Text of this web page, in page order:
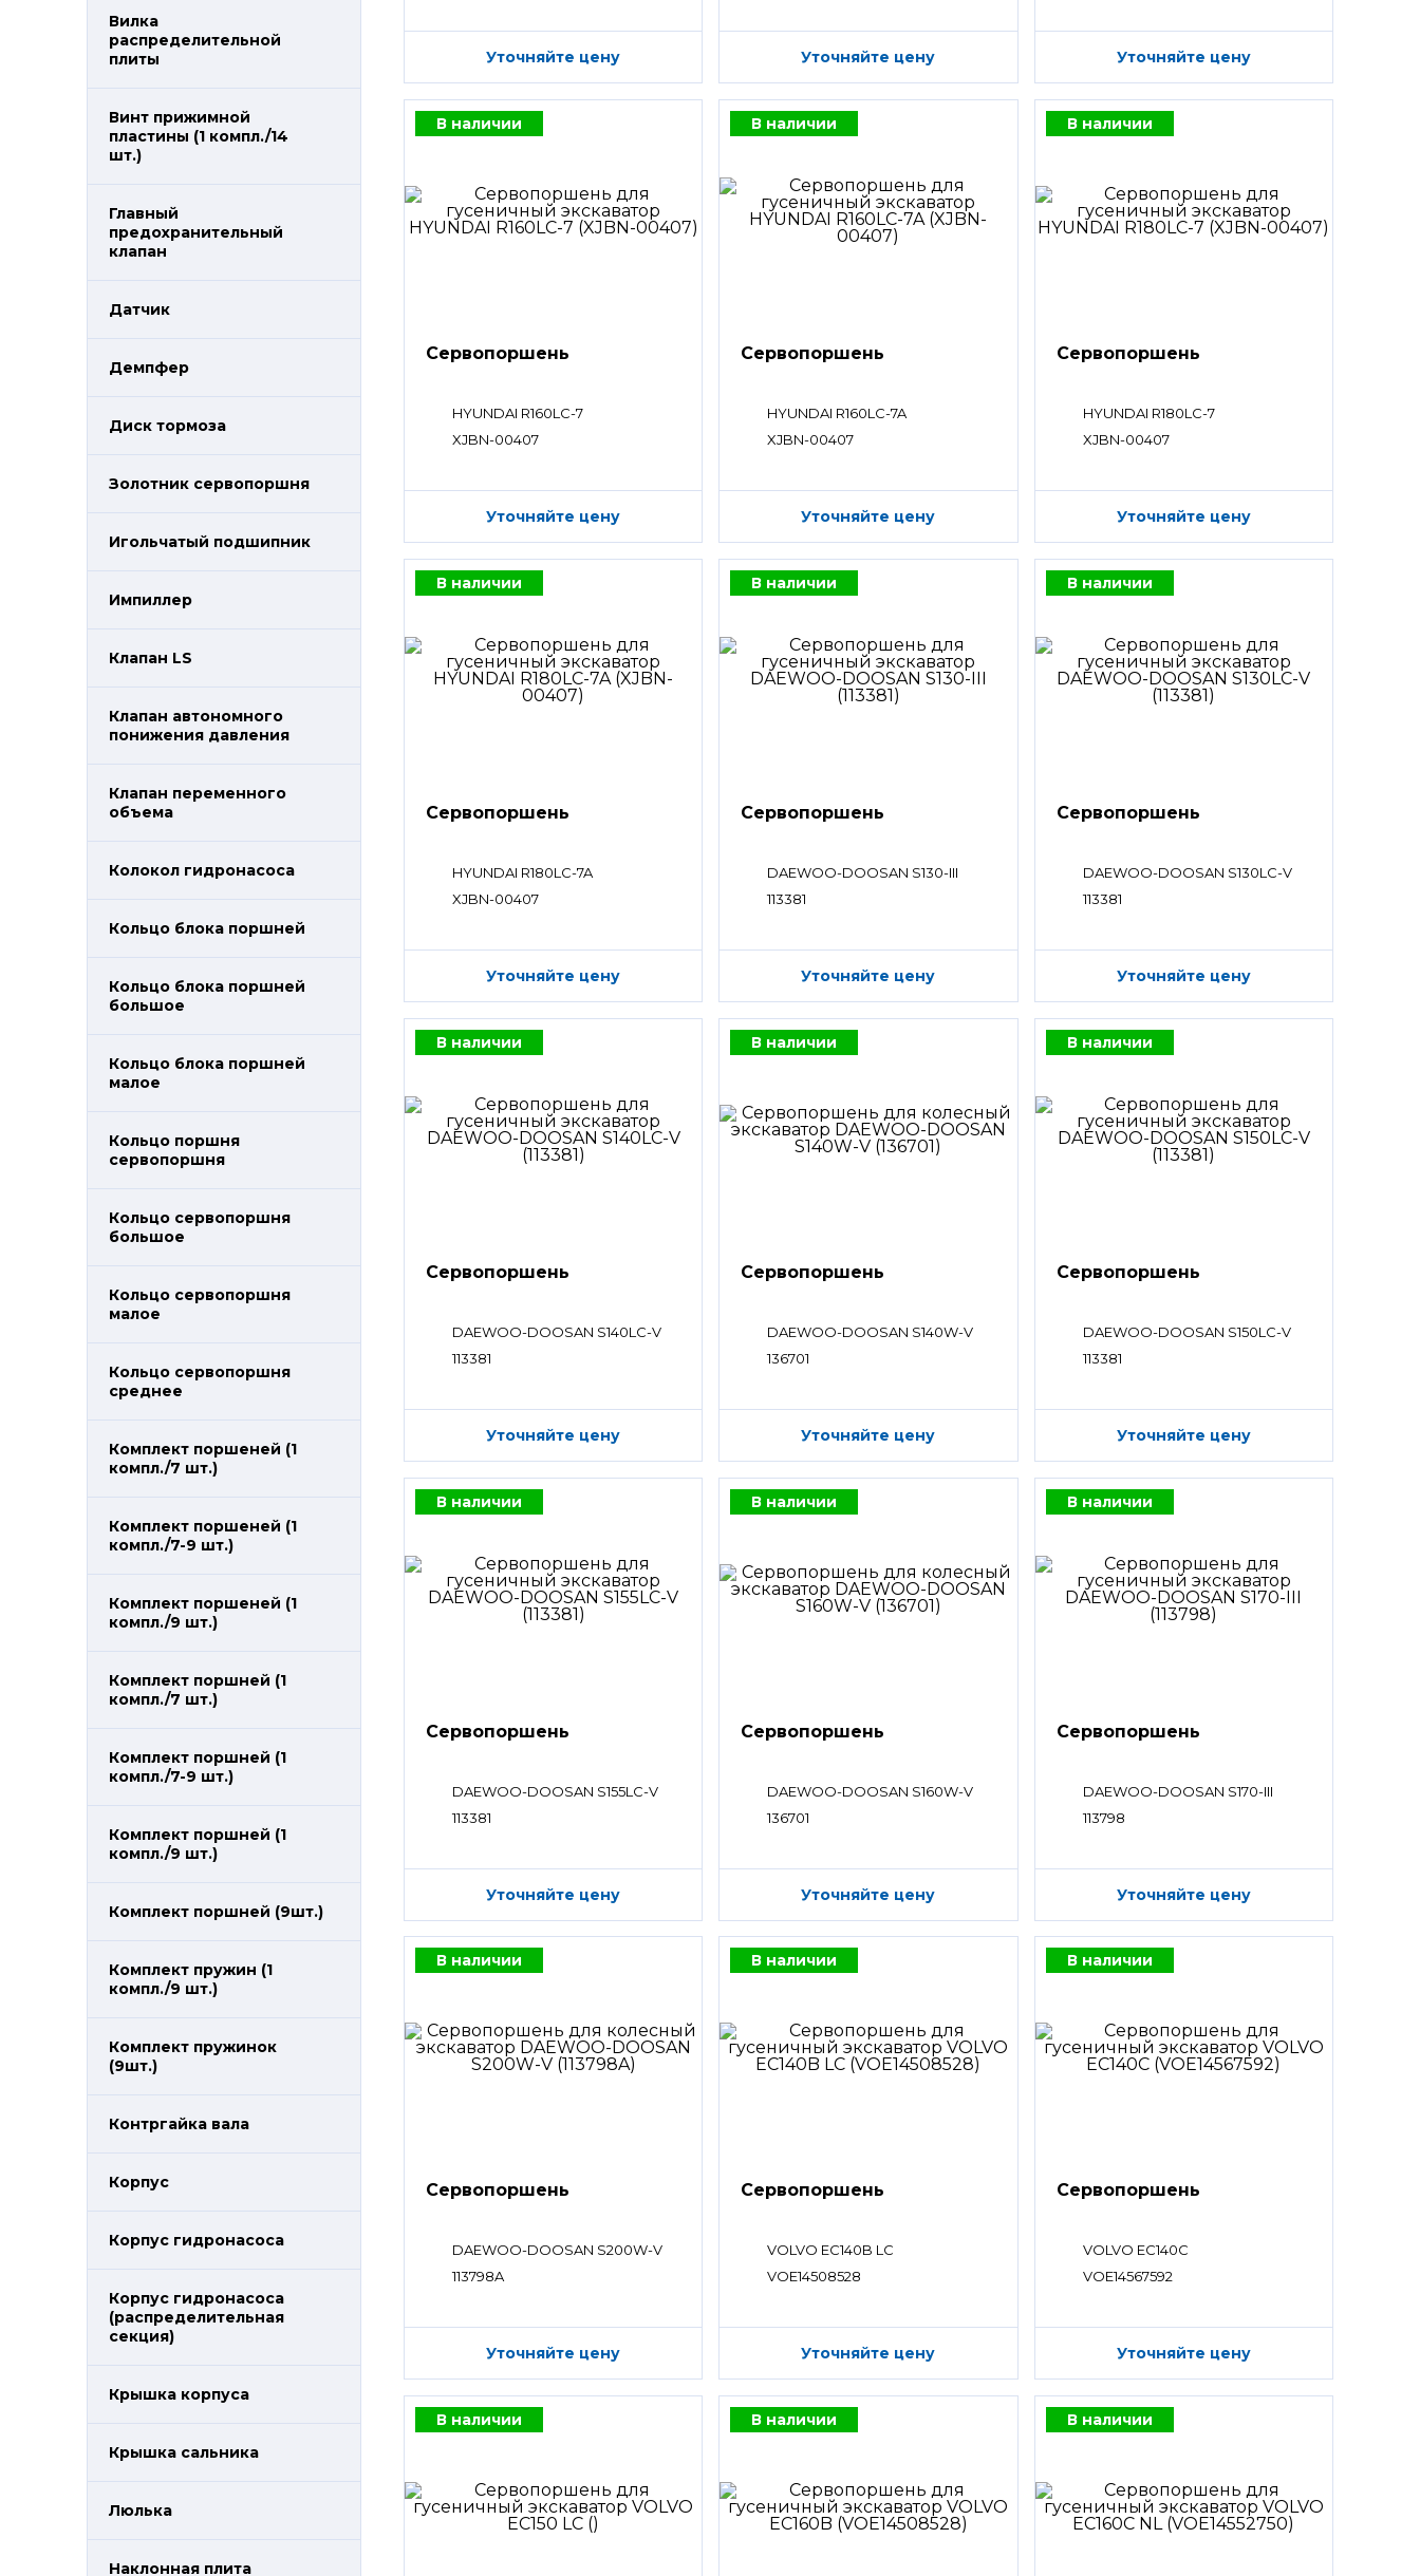
Вилка
распределительной
плиты
Винт прижимной
пластины (1 компл./14
шт.)
Главный
предохранительный
клапан
Датчик
Демпфер
Диск тормоза
Золотник сервопоршня
Игольчатый подшипник
Импиллер
Клапан LS
Клапан автономного
понижения давления
Клапан переменного
объема
Колокол гидронасоса
Кольцо блока поршней
Кольцо блока поршней
большое
Кольцо блока поршней
малое
Кольцо поршня
сервопоршня
Кольцо сервопоршня
большое
Кольцо сервопоршня
малое
Кольцо сервопоршня
среднее
Комплект поршеней (1
компл./7 шт.)
Комплект поршеней (1
компл./7-9 шт.)
Комплект поршеней (1
компл./9 шт.)
Комплект поршней (1
компл./7 шт.)
Комплект поршней (1
компл./7-9 шт.)
Комплект поршней (1
компл./9 шт.)
Комплект поршней (9шт.)
Комплект пружин (1
компл./9 шт.)
Комплект пружинок
(9шт.)
Контргайка вала
Корпус
Корпус гидронасоса
Корпус гидронасоса
(распределительная
секция)
Крышка корпуса
Крышка сальника
Люлька
Наклонная плита
Уточняйте цену Уточняйте цену Уточняйте цену
В наличии
Сервопоршень
HYUNDAI R160LC-7
XJBN-00407
Уточняйте цену
В наличии
Сервопоршень
HYUNDAI R160LC-7A
XJBN-00407
Уточняйте цену
В наличии
Сервопоршень
HYUNDAI R180LC-7
XJBN-00407
Уточняйте цену
В наличии
Сервопоршень
HYUNDAI R180LC-7A
XJBN-00407
Уточняйте цену
В наличии
Сервопоршень
DAEWOO-DOOSAN S130-III
113381
Уточняйте цену
В наличии
Сервопоршень
DAEWOO-DOOSAN S130LC-V
113381
Уточняйте цену
В наличии
Сервопоршень
DAEWOO-DOOSAN S140LC-V
113381
Уточняйте цену
В наличии
Сервопоршень
DAEWOO-DOOSAN S140W-V
136701
Уточняйте цену
В наличии
Сервопоршень
DAEWOO-DOOSAN S150LC-V
113381
Уточняйте цену
В наличии
Сервопоршень
DAEWOO-DOOSAN S155LC-V
113381
Уточняйте цену
В наличии
Сервопоршень
DAEWOO-DOOSAN S160W-V
136701
Уточняйте цену
В наличии
Сервопоршень
DAEWOO-DOOSAN S170-III
113798
Уточняйте цену
В наличии
Сервопоршень
DAEWOO-DOOSAN S200W-V
113798A
Уточняйте цену
В наличии
Сервопоршень
VOLVO EC140B LC
VOE14508528
Уточняйте цену
В наличии
Сервопоршень
VOLVO EC140C
VOE14567592
Уточняйте цену
В наличии В наличии В наличии